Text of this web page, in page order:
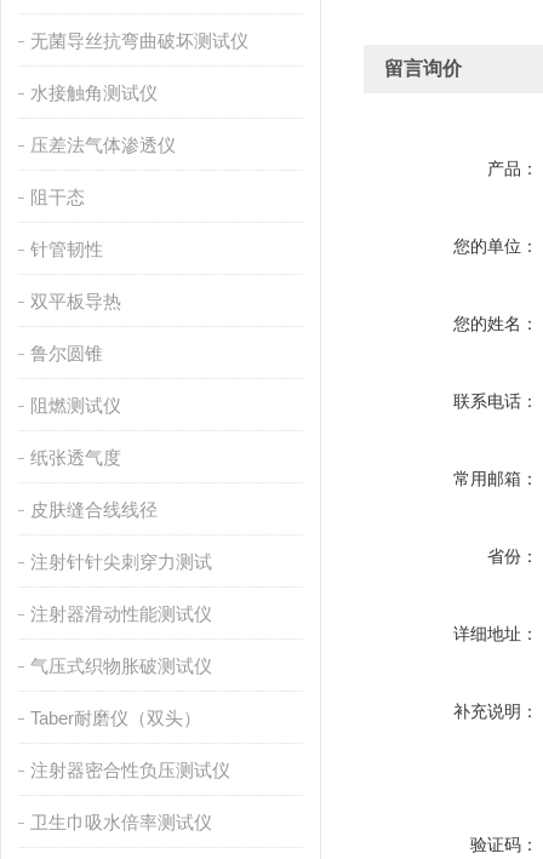
无菌导丝抗弯曲破坏测试仪
水接触角测试仪
压差法气体渗透仪
阻干态
针管韧性
双平板导热
鲁尔圆锥
阻燃测试仪
纸张透气度
皮肤缝合线线径
注射针针尖刺穿力测试
注射器滑动性能测试仪
气压式织物胀破测试仪
Taber耐磨仪（双头）
注射器密合性负压测试仪
卫生巾吸水倍率测试仪
留言询价
产品：
您的单位：
您的姓名：
联系电话：
常用邮箱：
省份：
详细地址：
补充说明：
验证码：